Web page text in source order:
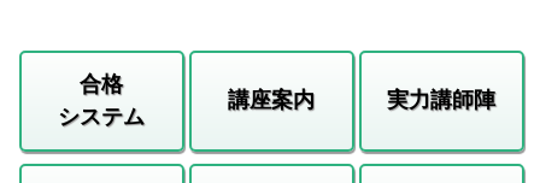
合格
システム
講座案内 実力講師陣